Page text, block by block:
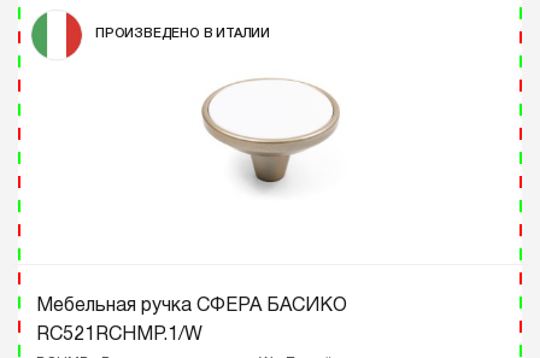
ПРОИЗВЕДЕНО В ИТАЛИИ
Мебельная ручка СФЕРА БАСИКО
RC521RCHMP.1/W